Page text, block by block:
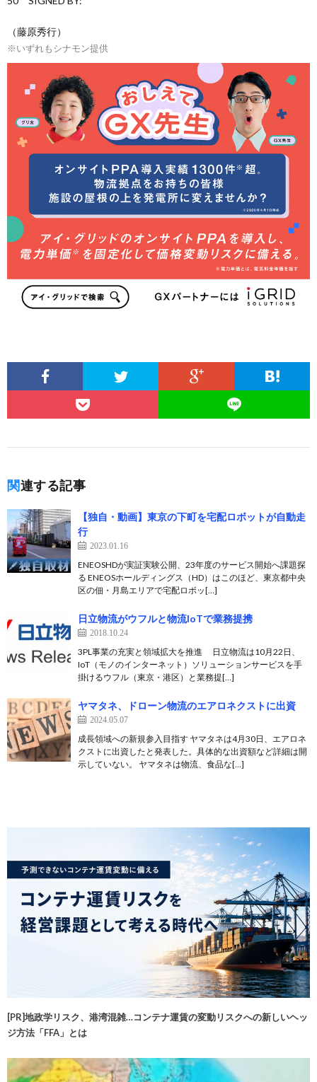
（藤原秀行）
※いずれもシナモン提供
関連する記事
【独自・動画】東京の下町を宅配ロボットが自動走
行
2023.01.16
ENEOSHDが実証実験公開、23年度のサービス開始へ課題探
る ENEOSホールディングス（HD）はこのほど、東京都中央
区の佃・月島エリアで宅配ロボッ[…]
日立物流がウフルと物流IoTで業務提携
2018.10.24
3PL事業の充実と領域拡大を推進 日立物流は10月22日、
IoT（モノのインターネット）ソリューションサービスを手
掛けるウフル（東京・港区）と業務提[…]
ヤマタネ、ドローン物流のエアロネクストに出資
2024.05.07
成長領域への新規参入目指す ヤマタネは4月30日、エアロネ
クストに出資したと発表した。具体的な出資額など詳細は開
示していない。 ヤマタネは物流、食品な[…]
[PR]地政学リスク、港湾混雑…コンテナ運賃の変動リスクへの新しいヘッ
ジ方法「FFA」とは